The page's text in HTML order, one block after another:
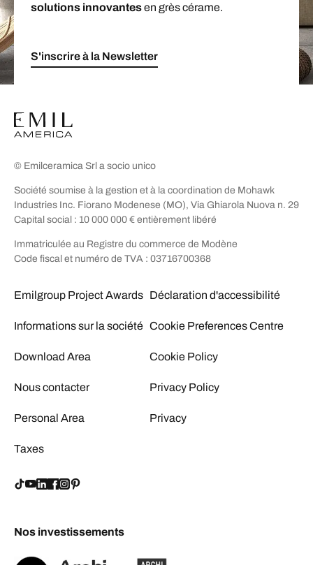
solutions innovantesen grès cérame.
S'inscrire à la Newsletter
© Emilceramica Srl a socio unico
Société soumise à la gestion et à la coordination de Mohawk
Industries Inc. Fiorano Modenese (MO), Via Ghiarola Nuova n. 29
Capital social : 10 000 000 € entièrement libéré
Immatriculée au Registre du commerce de Modène
Code fiscal et numéro de TVA : 03716700368
Emilgroup Project Awards
Informations sur la société
Download Area
Nous contacter
Personal Area
Taxes
Déclaration d'accessibilité
Cookie Preferences Centre
Cookie Policy
Privacy Policy
Privacy
Nos investissements